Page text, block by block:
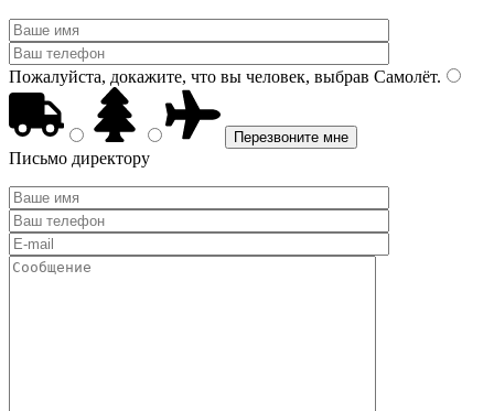
Пожалуйста, докажите, что вы человек, выбрав Самолёт.
Письмо директору